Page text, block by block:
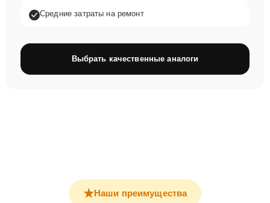
Средние затраты на ремонт
Выбрать качественные аналоги
★Наши преимущества